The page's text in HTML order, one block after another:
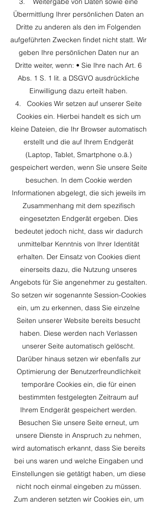
Übermittlung Ihrer persönlichen Daten an
Dritte zu anderen als den im Folgenden
aufgeführten Zwecken findet nicht statt. Wir
geben Ihre persönlichen Daten nur an
Dritte weiter, wenn: • Sie Ihre nach Art. 6
Abs. 1 S. 1 lit. a DSGVO ausdrückliche
Einwilligung dazu erteilt haben.
4. Cookies Wir setzen auf unserer Seite
Cookies ein. Hierbei handelt es sich um
kleine Dateien, die Ihr Browser automatisch
erstellt und die auf Ihrem Endgerät
(Laptop, Tablet, Smartphone o.ä.)
gespeichert werden, wenn Sie unsere Seite
besuchen. In dem Cookie werden
Informationen abgelegt, die sich jeweils im
Zusammenhang mit dem spezifisch
eingesetzten Endgerät ergeben. Dies
bedeutet jedoch nicht, dass wir dadurch
unmittelbar Kenntnis von Ihrer Identität
erhalten. Der Einsatz von Cookies dient
einerseits dazu, die Nutzung unseres
Angebots für Sie angenehmer zu gestalten.
So setzen wir sogenannte Session-Cookies
ein, um zu erkennen, dass Sie einzelne
Seiten unserer Website bereits besucht
haben. Diese werden nach Verlassen
unserer Seite automatisch gelöscht.
Darüber hinaus setzen wir ebenfalls zur
Optimierung der Benutzerfreundlichkeit
temporäre Cookies ein, die für einen
bestimmten festgelegten Zeitraum auf
Ihrem Endgerät gespeichert werden.
Besuchen Sie unsere Seite erneut, um
unsere Dienste in Anspruch zu nehmen,
wird automatisch erkannt, dass Sie bereits
bei uns waren und welche Eingaben und
Einstellungen sie getätigt haben, um diese
nicht noch einmal eingeben zu müssen.
Zum anderen setzten wir Cookies ein, um